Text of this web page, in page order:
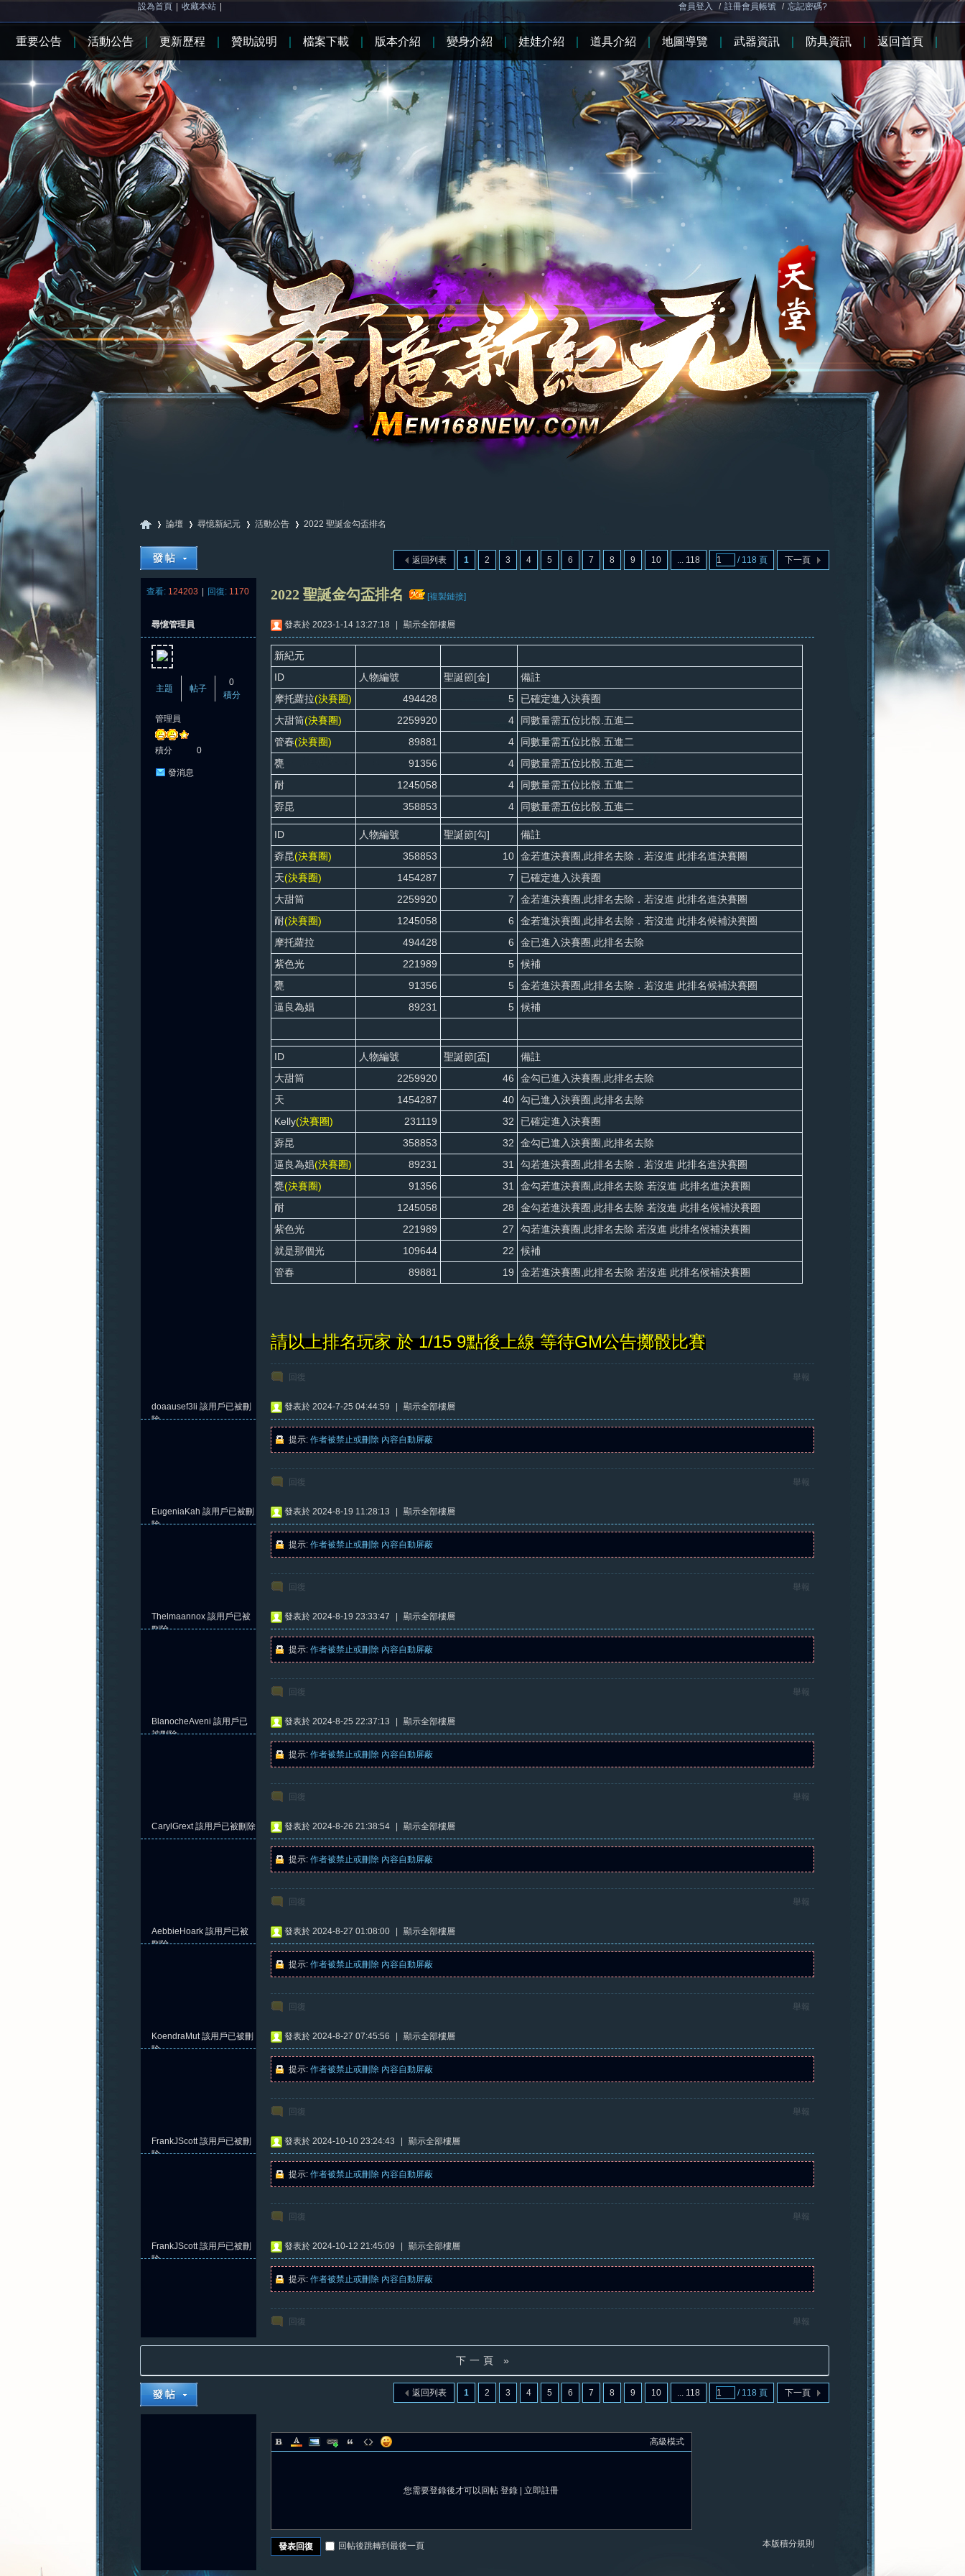
設為首頁 收藏本站 會員登入 / 註冊會員帳號 / 忘記密碼?
尋 »
論壇
›
尋憶新紀元
›
活動公告 2022 聖誕金勾盃排名
1 2 3 4 5 6 7 8 9 10 ... 118 / 118 頁 下一頁
返回列表
查看: 124203 回復: 1170 2022 聖誕金勾盃排名 [複製鏈接]
尋憶管理員
主題 帖子
0
積分
管理員
積分 0
發消息
發表於 2023-1-14 13:27:18 顯示全部樓層
新紀元
ID
人物編號 聖誕節[金]
備註
摩托蘿拉(決賽圈) 494428 5
已確定進入決賽圈
大甜筒(決賽圈) 2259920 4
同數量需五位比骰.五進二
管春(決賽圈) 89881 4
同數量需五位比骰.五進二
甕
91356 4
同數量需五位比骰.五進二
耐
1245058 4
同數量需五位比骰.五進二
孬昆
358853 4 同數量需五位比骰.五進二
ID 人物編號 聖誕節[勾]
備註
孬昆(決賽圈) 358853 10 金若進決賽圈,此排名去除．若沒進 此排名進決賽圈
天(決賽圈) 1454287 7
已確定進入決賽圈
大甜筒
2259920 7
金若進決賽圈,此排名去除．若沒進 此排名進決賽圈
耐(決賽圈) 1245058 6
金若進決賽圈,此排名去除．若沒進 此排名候補決賽圈
摩托蘿拉
494428 6
金已進入決賽圈,此排名去除
紫色光
221989 5 候補
甕
91356 5 金若進決賽圈,此排名去除．若沒進 此排名候補決賽圈
逼良為娼
89231 5 候補
ID 人物編號 聖誕節[盃]
備註
大甜筒
2259920 46
金勾已進入決賽圈,此排名去除
天
1454287 40 勾已進入決賽圈,此排名去除
Kelly(決賽圈) 231119 32
已確定進入決賽圈
孬昆
358853 32
金勾已進入決賽圈,此排名去除
逼良為娼(決賽圈) 89231 31
勾若進決賽圈,此排名去除．若沒進 此排名進決賽圈
甕(決賽圈) 91356 31
金勾若進決賽圈,此排名去除 若沒進 此排名進決賽圈
耐
1245058 28
金勾若進決賽圈,此排名去除 若沒進 此排名候補決賽圈
紫色光
221989 27
勾若進決賽圈,此排名去除 若沒進 此排名候補決賽圈
就是那個光
109644 22
候補
管春
89881 19 金若進決賽圈,此排名去除 若沒進 此排名候補決賽圈
請以上排名玩家 於 1/15 9點後上線 等待GM公告擲骰比賽
回復 舉報
doaausef3li 該用戶已被刪
除
發表於 2024-7-25 04:44:59 顯示全部樓層
提示: 作者被禁止或刪除 內容自動屏蔽
回復 舉報
EugeniaKah 該用戶已被刪
除
發表於 2024-8-19 11:28:13 顯示全部樓層
提示: 作者被禁止或刪除 內容自動屏蔽
回復 舉報
Thelmaannox 該用戶已被
刪除
發表於 2024-8-19 23:33:47 顯示全部樓層
提示: 作者被禁止或刪除 內容自動屏蔽
回復 舉報
BlanocheAveni 該用戶已
被刪除
發表於 2024-8-25 22:37:13 顯示全部樓層
提示: 作者被禁止或刪除 內容自動屏蔽
回復 舉報
CarylGrext該用戶已被刪除 發表於 2024-8-26 21:38:54 顯示全部樓層
提示: 作者被禁止或刪除 內容自動屏蔽
回復 舉報
AebbieHoark 該用戶已被
刪除
發表於 2024-8-27 01:08:00 顯示全部樓層
提示: 作者被禁止或刪除 內容自動屏蔽
回復 舉報
KoendraMut該用戶已被刪
除
發表於 2024-8-27 07:45:56 顯示全部樓層
提示: 作者被禁止或刪除 內容自動屏蔽
回復 舉報
FrankJScott該用戶已被刪
除
發表於 2024-10-10 23:24:43 顯示全部樓層
提示: 作者被禁止或刪除 內容自動屏蔽
回復 舉報
FrankJScott該用戶已被刪
除
發表於 2024-10-12 21:45:09 顯示全部樓層
提示: 作者被禁止或刪除 內容自動屏蔽
回復 舉報
下一頁 »
1 2 3 4 5 6 7 8 9 10 ... 118 / 118 頁 下一頁
返回列表
高級模式
您需要登錄後才可以回帖 登錄 立即註冊
本版積分規則
發表回復 回帖後跳轉到最後一頁